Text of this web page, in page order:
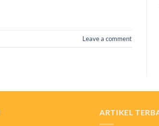
Leave a comment
ARTIKEL